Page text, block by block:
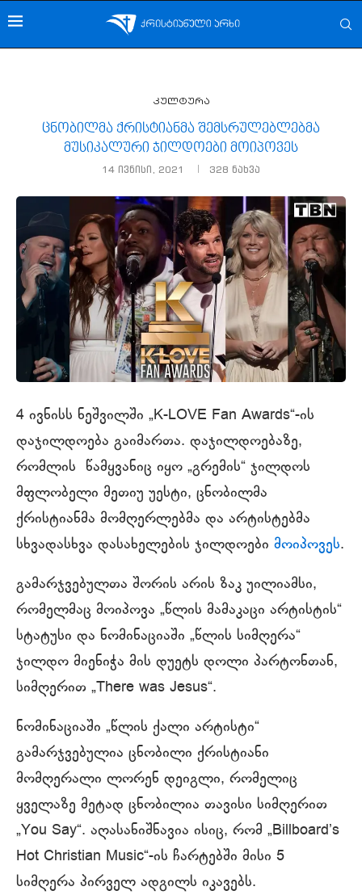
კულტურა
ცნობილმა ქრისტიანმა შემსრულებლებმა
მუსიკალური ჯილდოები მოიპოვეს
14 ივნისი, 2021 328 ნახვა
4 ივნისს ნეშვილში „K-LOVE Fan Awards“-ის
დაჯილდოება გაიმართა. დაჯილდოებაზე,
რომლის წამყვანიც იყო „გრემის“ ჯილდოს
მფლობელი მეთიუ უესტი, ცნობილმა
ქრისტიანმა მომღერლებმა და არტისტებმა
სხვადასხვა დასახელების ჯილდოები მოიპოვეს.
გამარჯვებულთა შორის არის ზაკ უილიამსი,
რომელმაც მოიპოვა „წლის მამაკაცი არტისტის“
სტატუსი და ნომინაციაში „წლის სიმღერა“
ჯილდო მიენიჭა მის დუეტს დოლი პარტონთან,
სიმღერით „There was Jesus“.
ნომინაციაში „წლის ქალი არტისტი“
გამარჯვებულია ცნობილი ქრისტიანი
მომღერალი ლორენ დეიგლი, რომელიც
ყველაზე მეტად ცნობილია თავისი სიმღერით
„You Say“. აღასანიშნავია ისიც, რომ „Billboard’s
Hot Christian Music“-ის ჩარტებში მისი 5
სიმღერა პირველ ადგილს იკავებს.